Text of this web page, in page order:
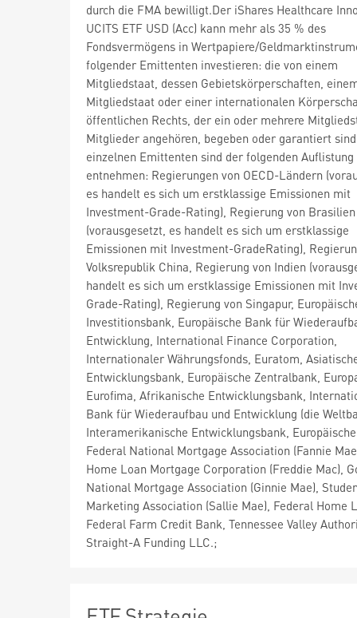
durch die FMA bewilligt.Der iShares Healthcare
UCITS ETF USD (Acc) kann mehr als 35 % des
Fondsvermögens in Wertpapiere/
folgender Emittenten investieren: die von einem
Mitgliedstaat, dessen Gebietskörperschaften,
Mitgliedstaat oder einer internationalen
öffentlichen Rechts, der ein oder mehrere
Mitglieder angehören, begeben oder garantiert
einzelnen Emittenten sind der folgenden Auflistung
entnehmen: Regierungen von OECD-Ländern
es handelt es sich um erstklassige Emissionen mit
Investment-Grade-Rating), Regierung von Brasilien
(vorausgesetzt, es handelt es sich um erstklassige
Emissionen mit Investment-GradeRating),
Volksrepublik China, Regierung von Indien
handelt es sich um erstklassige Emissionen mit
Grade-Rating), Regierung von Singapur,
Investitionsbank, Europäische Bank für
Entwicklung, International Finance Corporation,
Internationaler Währungsfonds, Euratom,
Entwicklungsbank, Europäische Zentralbank,
Eurofima, Afrikanische Entwicklungsbank,
Bank für Wiederaufbau und Entwicklung (die
Interamerikanische Entwicklungsbank,
Federal National Mortgage Association (Fannie
Home Loan Mortgage Corporation (Freddie Mac),
National Mortgage Association (Ginnie Mae),
Marketing Association (Sallie Mae), Federal Home
Federal Farm Credit Bank, Tennessee Valley
Straight-A Funding LLC.;